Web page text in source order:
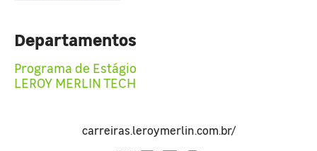
Departamentos
Programa de Estágio
LEROY MERLIN TECH
carreiras.leroymerlin.com.br/